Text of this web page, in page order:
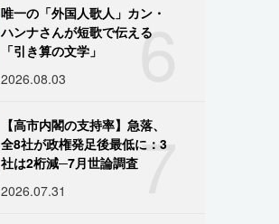
6
唯一の「外国人歌人」カン・
ハンナさんが短歌で伝える
「引き算の文学」
2026.08.03
7
【高市内閣の支持率】急落、
全8社が政権発足後最低に：3
社は2桁減─7月世論調査
2026.07.31